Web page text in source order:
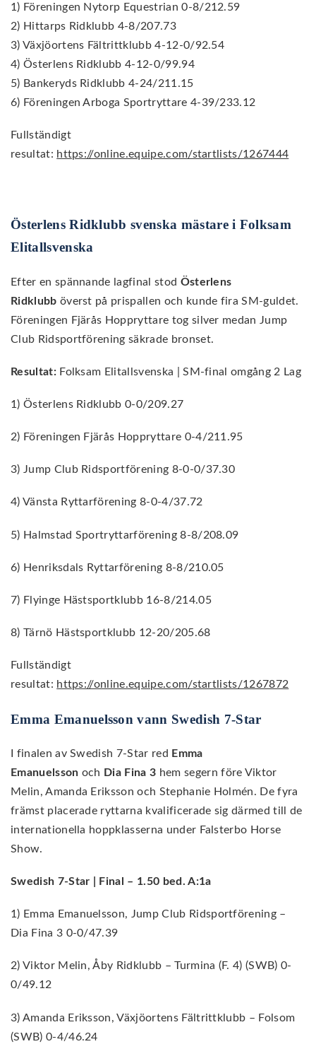
1) Föreningen Nytorp Equestrian 0-8/212.59
2) Hittarps Ridklubb 4-8/207.73
3) Växjöortens Fältrittklubb 4-12-0/92.54
4) Österlens Ridklubb 4-12-0/99.94
5) Bankeryds Ridklubb 4-24/211.15
6) Föreningen Arboga Sportryttare 4-39/233.12
Fullständigt
resultat: https://online.equipe.com/startlists/1267444
Österlens Ridklubb svenska mästare i Folksam
Elitallsvenska
Efter en spännande lagfinal stod Österlens
Ridklubb överst på prispallen och kunde fira SM-guldet.
Föreningen Fjärås Hoppryttare tog silver medan Jump
Club Ridsportförening säkrade bronset.
Resultat: Folksam Elitallsvenska | SM-final omgång 2 Lag
1) Österlens Ridklubb 0-0/209.27
2) Föreningen Fjärås Hoppryttare 0-4/211.95
3) Jump Club Ridsportförening 8-0-0/37.30
4) Vänsta Ryttarförening 8-0-4/37.72
5) Halmstad Sportryttarförening 8-8/208.09
6) Henriksdals Ryttarförening 8-8/210.05
7) Flyinge Hästsportklubb 16-8/214.05
8) Tärnö Hästsportklubb 12-20/205.68
Fullständigt
resultat: https://online.equipe.com/startlists/1267872
Emma Emanuelsson vann Swedish 7-Star
I finalen av Swedish 7-Star red Emma
Emanuelsson och Dia Fina 3 hem segern före Viktor
Melin, Amanda Eriksson och Stephanie Holmén. De fyra
främst placerade ryttarna kvalificerade sig därmed till de
internationella hoppklasserna under Falsterbo Horse
Show.
Swedish 7-Star | Final – 1.50 bed. A:1a
1) Emma Emanuelsson, Jump Club Ridsportförening –
Dia Fina 3 0-0/47.39
2) Viktor Melin, Åby Ridklubb – Turmina (F. 4) (SWB) 0-
0/49.12
3) Amanda Eriksson, Växjöortens Fältrittklubb – Folsom
(SWB) 0-4/46.24